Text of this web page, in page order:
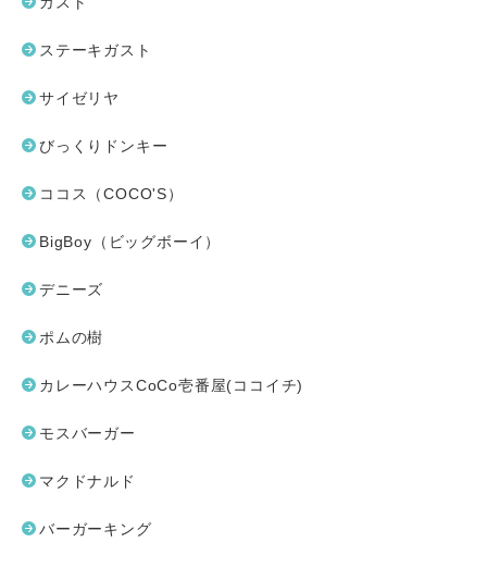
ステーキガスト
サイゼリヤ
びっくりドンキー
ココス（COCO'S）
BigBoy（ビッグボーイ）
デニーズ
ポムの樹
カレーハウスCoCo壱番屋(ココイチ)
モスバーガー
マクドナルド
バーガーキング